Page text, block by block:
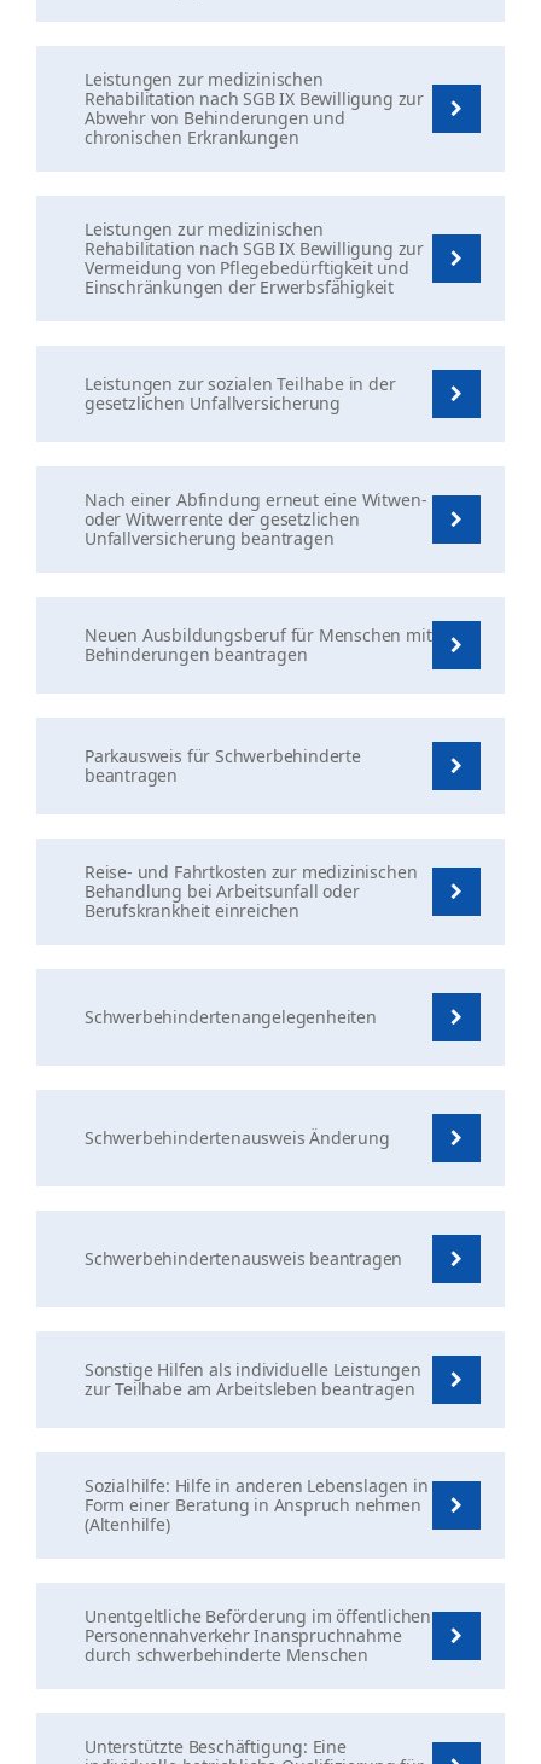
Leistungen zur medizinischen
Rehabilitation nach SGB IX Bewilligung zur
Abwehr von Behinderungen und
chronischen Erkrankungen
Leistungen zur medizinischen
Rehabilitation nach SGB IX Bewilligung zur
Vermeidung von Pflegebedürftigkeit und
Einschränkungen der Erwerbsfähigkeit
Leistungen zur sozialen Teilhabe in der
gesetzlichen Unfallversicherung
Nach einer Abfindung erneut eine Witwen-
oder Witwerrente der gesetzlichen
Unfallversicherung beantragen
Neuen Ausbildungsberuf für Menschen mit
Behinderungen beantragen
Parkausweis für Schwerbehinderte
beantragen
Reise- und Fahrtkosten zur medizinischen
Behandlung bei Arbeitsunfall oder
Berufskrankheit einreichen
Schwerbehindertenangelegenheiten
Schwerbehindertenausweis Änderung
Schwerbehindertenausweis beantragen
Sonstige Hilfen als individuelle Leistungen
zur Teilhabe am Arbeitsleben beantragen
Sozialhilfe: Hilfe in anderen Lebenslagen in
Form einer Beratung in Anspruch nehmen
(Altenhilfe)
Unentgeltliche Beförderung im öffentlichen
Personennahverkehr Inanspruchnahme
durch schwerbehinderte Menschen
Unterstützte Beschäftigung: Eine